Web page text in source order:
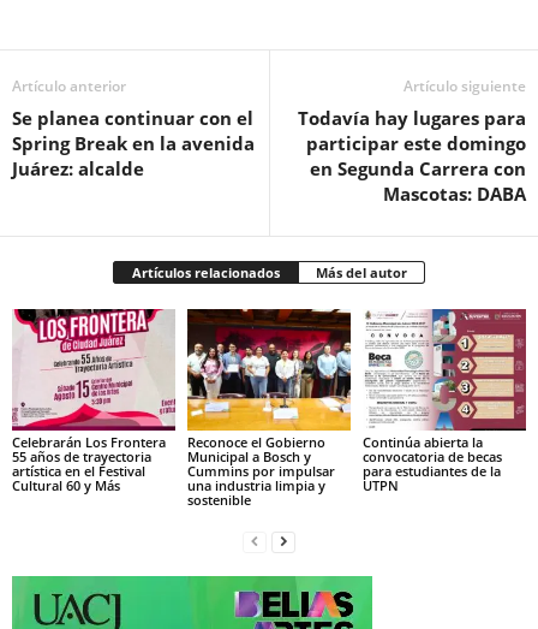
Artículo anterior
Se planea continuar con el
Spring Break en la avenida
Juárez: alcalde
Artículo siguiente
Todavía hay lugares para
participar este domingo
en Segunda Carrera con
Mascotas: DABA
Artículos relacionados Más del autor
Celebrarán Los Frontera
55 años de trayectoria
artística en el Festival
Cultural 60 y Más
Reconoce el Gobierno
Municipal a Bosch y
Cummins por impulsar
una industria limpia y
sostenible
Continúa abierta la
convocatoria de becas
para estudiantes de la
UTPN